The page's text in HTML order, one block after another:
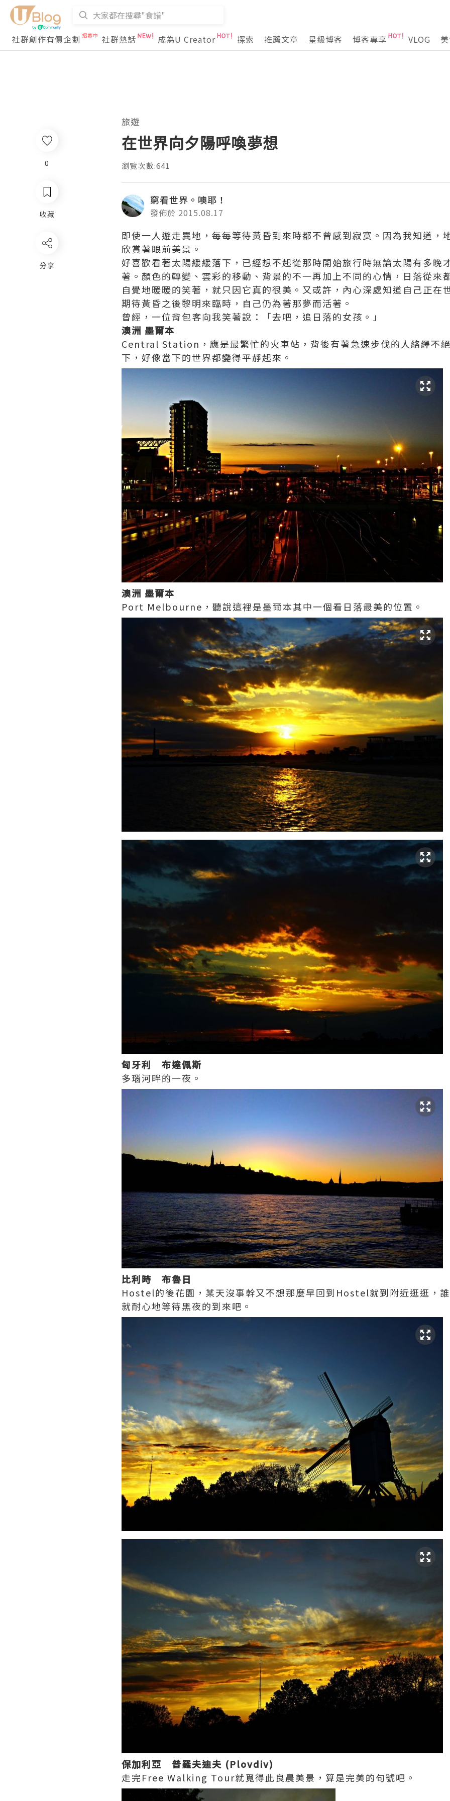
社群創作有價企劃
社群熱話 成為U Creator 探索 推薦文章 星級博客 博客專享 VLOG
0
收藏
分享
旅遊
在世界向夕陽呼喚夢想
瀏覽次數:641
窮看世界。噢耶！
發佈於 2015.08.17
即使一人遊走異地，每每等待黃昏到來時都不曾感到寂寞。因為我知道，
欣賞著眼前美景。
好喜歡看著太陽緩緩落下，已經想不起從那時開始旅行時無論太陽有多晚
著。顏色的轉變、雲彩的移動、背景的不一再加上不同的心情，日落從來
自覺地暖暖的笑著，就只因它真的很美。又或許，內心深處知道自己正在
期待黃昏之後黎明來臨時，自己仍為著那夢而活著。
曾經，一位背包客向我笑著說：「去吧，追日落的女孩。」
澳洲 墨爾本
Central Station，應是最繁忙的火車站，背後有著急速步伐的人絡繹不
下，好像當下的世界都變得平靜起來。
澳洲 墨爾本
Port Melbourne，聽說這裡是墨爾本其中一個看日落最美的位置。
匈牙利 布達佩斯
多瑙河畔的一夜。
比利時 布魯日
Hostel的後花園，某天沒事幹又不想那麼早回到Hostel就到附近逛逛，誰
就耐心地等待黑夜的到來吧。
保加利亞 普羅夫迪夫 (Plovdiv)
走完Free Walking Tour就覓得此良晨美景，算是完美的句號吧。